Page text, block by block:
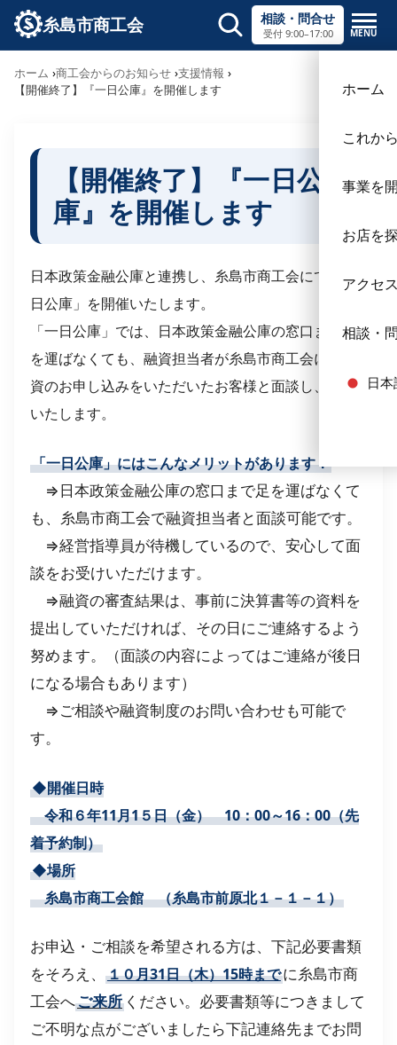
糸島市商工会 相談・問合せ
受付 9:00–17:00 MENU
サイト内検索
ホーム
これか
事業を
お店を
アクセ
相談・
日
ホーム 商工会からのお知らせ 支援情報
【開催終了】『一日公庫』を開催します
【開催終了】『一日公
庫』を開催します
日本政策金融公庫と連携し、糸島市商工会にて「一
日公庫」を開催いたします。
「一日公庫」では、日本政策金融公庫の窓口まで足
を運ばなくても、融資担当者が糸島市商工会にて融
資のお申し込みをいただいたお客様と面談し、審査
いたします。
「一日公庫」にはこんなメリットがあります！
⇒日本政策金融公庫の窓口まで足を運ばなくて
も、糸島市商工会で融資担当者と面談可能です。
⇒経営指導員が待機しているので、安心して面
談をお受けいただけます。
⇒融資の審査結果は、事前に決算書等の資料を
提出していただければ、その日にご連絡するよう
努めます。（面談の内容によってはご連絡が後日
になる場合もあります）
⇒ご相談や融資制度のお問い合わせも可能で
す。
◆開催日時
令和６年11月1５日（金） 10：00～16：00（先
着予約制）
◆場所
糸島市商工会館 （糸島市前原北１－１－１）
お申込・ご相談を希望される方は、下記必要書類
をそろえ、
１０月31日（木）15時までに糸島市商
工会へご来所ください。必要書類等につきまして
ご不明な点がございましたら下記連絡先までお問